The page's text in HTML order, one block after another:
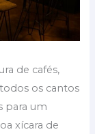
de cafés,
os cantos
para um
xícara de